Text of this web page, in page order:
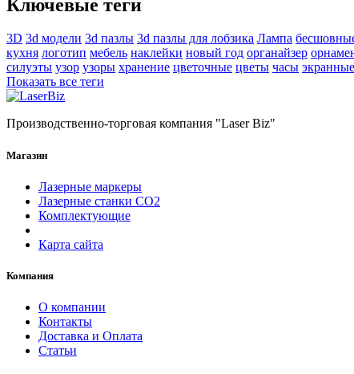
Ключевые теги
3D 3d модели 3d пазлы 3d пазлы для лобзика Лампа
кухня логотип мебель наклейки новый год органайзер
силуэты узор узоры хранение цветочные цветы часы
Показать все теги
Производственно-торговая компания "Laser Biz"
Магазин
Лазерные маркеры
Лазерные станки СО2
Комплектующие
Карта сайта
Компания
О компании
Контакты
Доставка и Оплата
Статьи